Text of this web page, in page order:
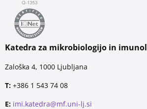
Katedra za mikrobiologijo in
Zaloška 4, 1000 Ljubljana
T: +386 1 543 74 08
E: imi.katedra@mf.uni-lj.si